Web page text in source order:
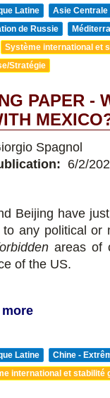
Latine
Asie Centrale
de Russie
Système international et
Stratégie
PAPER -
Spagnol
6/2/
Beijing have
to any political or
areas of
of the US.
more
Latine
Chine -
international et stabilité